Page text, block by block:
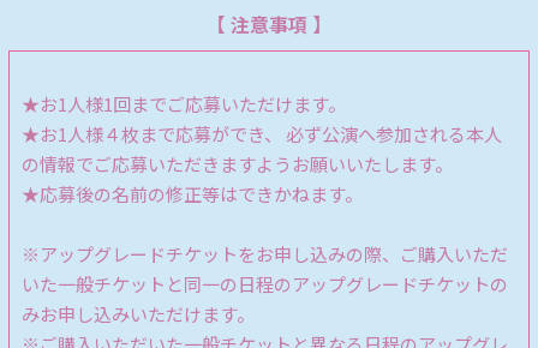
【 注意事項 】
★お1人様1回までご応募いただけます。
★お1人様４枚まで応募ができ、 必ず公演へ参加される本人
の情報でご応募いただきますようお願いいたします。
★応募後の名前の修正等はできかねます。
※アップグレードチケットをお申し込みの際、ご購入いただ
いた一般チケットと同一の日程のアップグレードチケットの
みお申し込みいただけます。